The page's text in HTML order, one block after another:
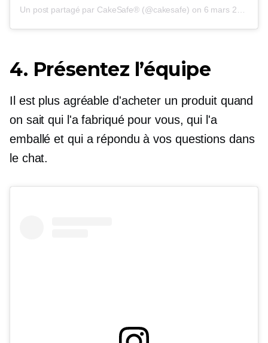
Un post partagé par CakeSafe® (@cakesafe) on 6 mars 2017 à 1h38 PST
4. Présentez l’équipe
Il est plus agréable d'acheter un produit quand
on sait qui l'a fabriqué pour vous, qui l'a
emballé et qui a répondu à vos questions dans
le chat.